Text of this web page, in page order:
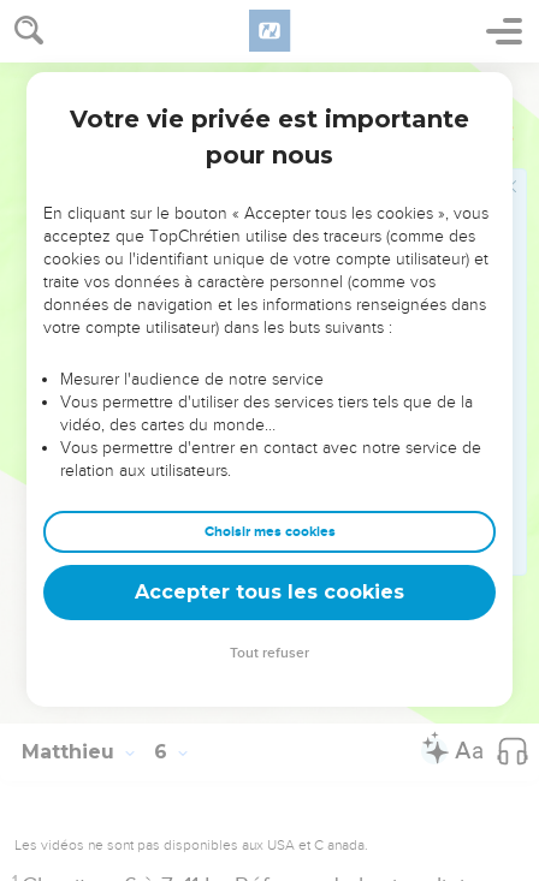
Matthieu 5
aussi.
Gr. Vous serez parfaits. Futur mis pour l'impératif ; ou
bien : Vous le serez, Je l'attends de vous et, par la voie que
je vous ouvre, vous y parviendrez.Parfaitspourrait se
rapporter à tout ce qui précède dans ce chapitre, et
indiquerait une perfection morale ressemblant à tous égards
à celle de Dieu, autant que la créature peut égaler Celui qui
est infini. Mais il est plus probable que Jésus applique cette
grande parole à ce qu'il vient de dire de l'amourdepuis le
verset44. (Voirverset 45) C'est ce que confirme le passage
parallèle dansLuc 6.36, qui porte : "soyezmiséricordieux
mieux aussi ; car il est certain que l'amour, surtout l'amour
divin répandu dans le cœur, ne connaît et ne veut pas de
bornes, il tend à une perfection toujours plus idéale et
toujours plus complète. Le but ainsi placé par le Sauveur
devant les yeux de ses disciples est encore assez sublime
pour effrayer leur faiblesse.
Il leur est bon de se rappeler la prière d'Augustin :"Donne ce
que tu ordonnes, Seigneur, et ordonne ce que tu veux !"
Matthieu 6
Les vidéos ne sont pas disponibles aux USA et C anada.
Votre vie privée est importante
pour nous
En cliquant sur le bouton « Accepter tous les cookies », vous
acceptez que TopChrétien utilise des traceurs (comme des
cookies ou l'identifiant unique de votre compte utilisateur) et
traite vos données à caractère personnel (comme vos
données de navigation et les informations renseignées dans
votre compte utilisateur) dans les buts suivants :
Mesurer l'audience de notre service
Vous permettre d'utiliser des services tiers tels que de la
vidéo, des cartes du monde…
Vous permettre d'entrer en contact avec notre service de
relation aux utilisateurs.
Choisir mes cookies
Accepter tous les cookies
Tout refuser